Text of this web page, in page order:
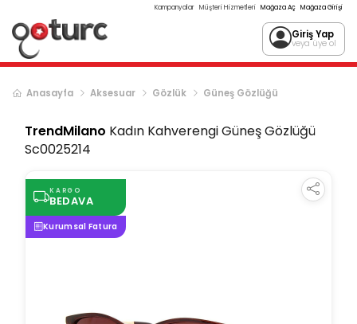
Kampanyalar Müşteri Hizmetleri Mağaza Aç Mağaza Girişi
Giriş Yap
veya üye ol
Anasayfa Aksesuar Gözlük Güneş Gözlüğü
TrendMilano Kadın Kahverengi Güneş Gözlüğü
Sc0025214
KARGO
BEDAVA
Kurumsal Fatura